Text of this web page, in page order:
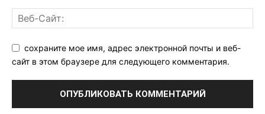
сохраните мое имя, адрес электронной почты и веб-
сайт в этом браузере для следующего комментария.